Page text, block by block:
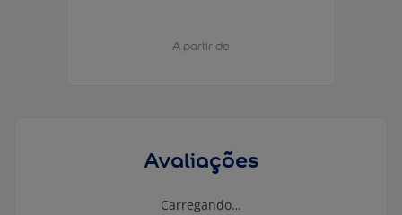
A partir de
Avaliações
Carregando…